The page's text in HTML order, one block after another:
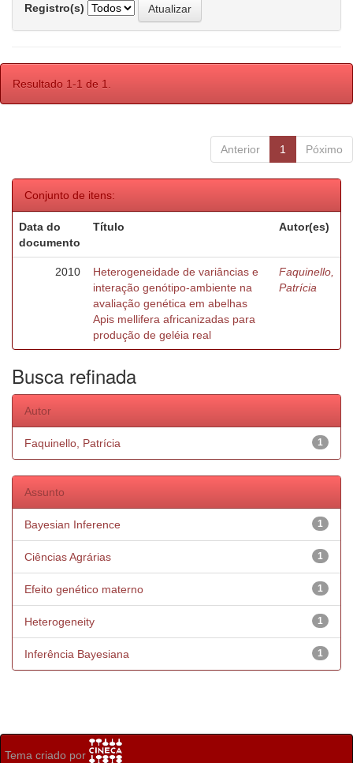
Registro(s)
Resultado 1-1 de 1.
Anterior 1 Póximo
Conjunto de itens:
Data do
documento
Título Autor(es)
2010
Heterogeneidade de variâncias e
interação genótipo-ambiente na
avaliação genética em abelhas
Apis mellifera africanizadas para
produção de geléia real
Faquinello,
Patrícia
Busca refinada
Autor
1
Faquinello, Patrícia
Assunto
1
Bayesian Inference
1
Ciências Agrárias
1
Efeito genético materno
1
Heterogeneity
1
Inferência Bayesiana
Tema criado por